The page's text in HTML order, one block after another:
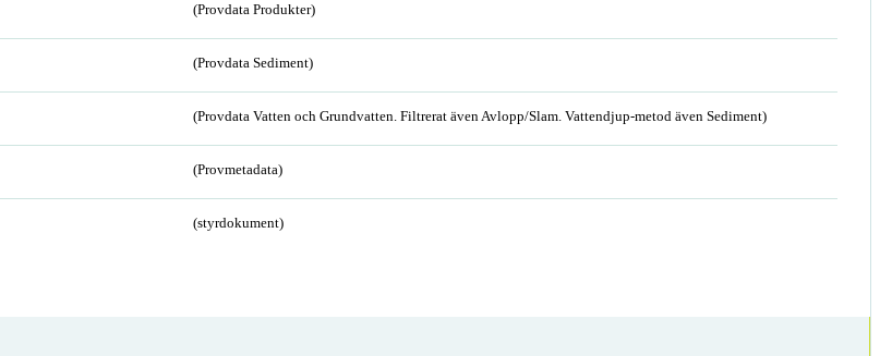
(Provdata Produkter)
(Provdata Sediment)
(Provdata Vatten och Grundvatten. Filtrerat även Avlopp/Slam. Vattendjup-metod även Sediment)
(Provmetadata)
(styrdokument)